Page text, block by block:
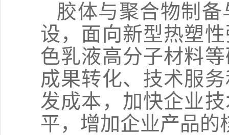
胶体与聚合物制
设，面向新型热塑
色乳液高分子材料
成果转化、技术服
发成本，加快企业
平，增加企业产品的